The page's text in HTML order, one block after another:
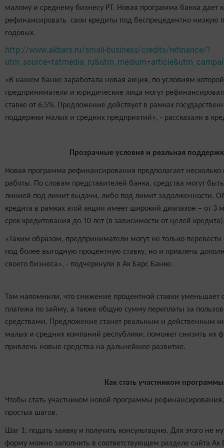
малому и среднему бизнесу РТ. Новая программа банка дает
рефинансировать
свои кредиты под беспрецедентно низкую
годовых.
http://www.akbars.ru/small-business/credits/refinance/?
«В нашем банке заработала новая акция, по условиям
предприниматели и юридические лица могут
ставке от 6,5%. Предложение действует в рамках
поддержки малых и средних предприятий», - рассказали в
Прозрачные условия и реальная
Новая программа рефинансирования предполагает
работы. По словам представителей банка, средства могут
линией под лимит выдачи, либо под лимит задолженности.
кредита в рамках этой акции имеет широкий диапазон – от 3
срок кредитования до 10 лет (в зависимости от целей
«Таким образом, предприниматели могут не только
под более выгодную процентную ставку, но и привлечь
своего бизнеса», - подчеркнули в Ак Барс Банке.
Там напомнили, что снижение процентной ставки уменьшает
платежа по займу, а также общую сумму переплаты за
средствами. Предложение станет реальным и действенным
малых и средних компаний республики, поможет снизить их
привлечь новые средства на дальнейшее развитие.
Как стать участником программы
Чтобы стать участником новой программы
простых шагов.
Шаг 1: подать заявку и получить консультацию. Для этого не
форму можно заполнить в соответствующем разделе сайта Ак